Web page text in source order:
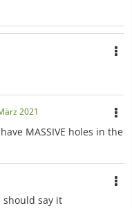
2021
MASSIVE holes in the
should say it